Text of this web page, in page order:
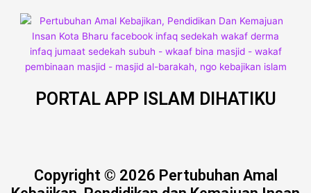
PORTAL APP ISLAM DIHATIKU
Copyright © 2026 Pertubuhan Amal